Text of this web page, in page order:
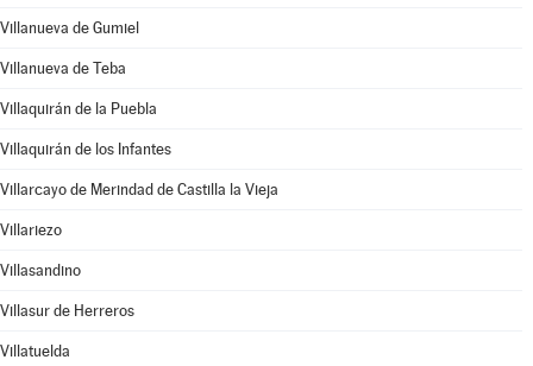
Villanueva de Gumiel
Villanueva de Teba
Villaquirán de la Puebla
Villaquirán de los Infantes
Villarcayo de Merindad de Castilla la Vieja
Villariezo
Villasandino
Villasur de Herreros
Villatuelda